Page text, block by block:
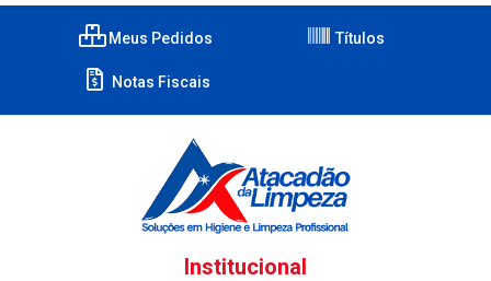
Meus Pedidos Títulos
Notas Fiscais
Institucional